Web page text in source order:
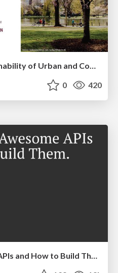
Stewardship and Sustainability of Urban and Community Forests
0 420